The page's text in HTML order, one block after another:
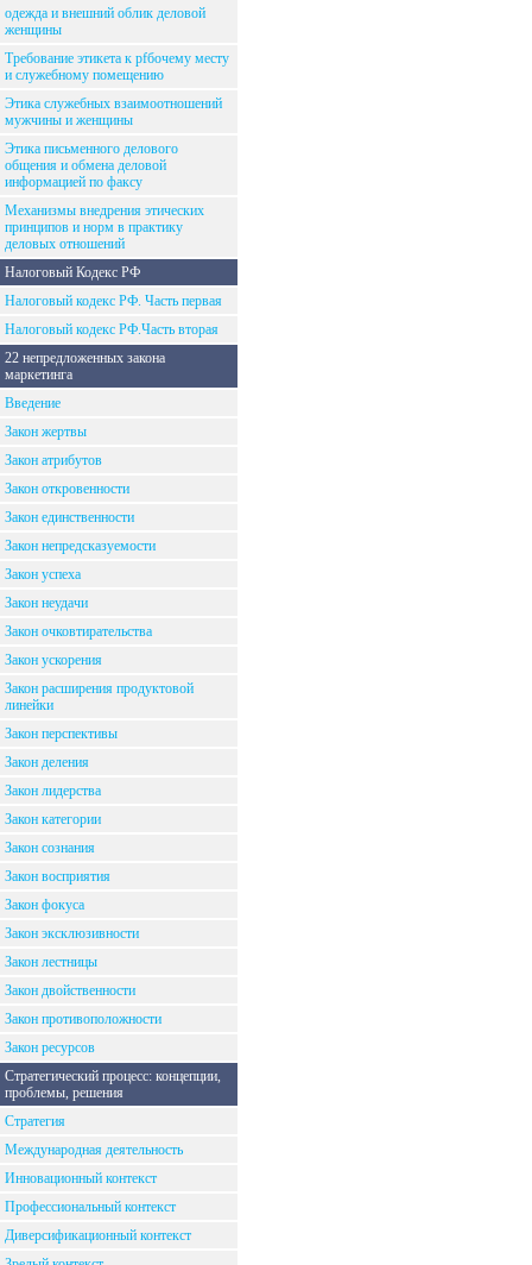
одежда и внешний облик деловой
женщины
Требование этикета к рfбочему месту
и служебному помещению
Этика служебных взаимоотношений
мужчины и женщины
Этика письменного делового
общения и обмена деловой
информацией по факсу
Механизмы внедрения этических
принципов и норм в практику
деловых отношений
Налоговый Кодекс РФ
Налоговый кодекс РФ. Часть первая
Налоговый кодекс РФ.Часть вторая
22 непредложенных закона
маркетинга
Введение
Закон жертвы
Закон атрибутов
Закон откровенности
Закон единственности
Закон непредсказуемости
Закон успеха
Закон неудачи
Закон очковтирательства
Закон ускорения
Закон расширения продуктовой
линейки
Закон перспективы
Закон деления
Закон лидерства
Закон категории
Закон сознания
Закон восприятия
Закон фокуса
Закон эксклюзивности
Закон лестницы
Закон двойственности
Закон противоположности
Закон ресурсов
Стратегический процесс: концепции,
проблемы, решения
Стратегия
Международная деятельность
Инновационный контекст
Профессиональный контекст
Диверсификационный контекст